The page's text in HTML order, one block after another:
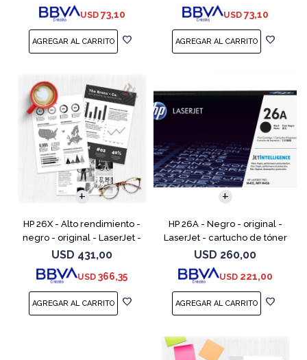
USD 73,10 USD 73,10
HP 26X - Alto rendimiento -
negro - original - LaserJet -
cartucho de tóner (CF226X) -
para LaserJet Pro M402, MFP
M426
USD 431,00
USD 366,35
HP 26A - Negro - original -
LaserJet - cartucho de tóner
(CF226A) - para LaserJet Pro
M402, MFP M426
USD 260,00
USD 221,00